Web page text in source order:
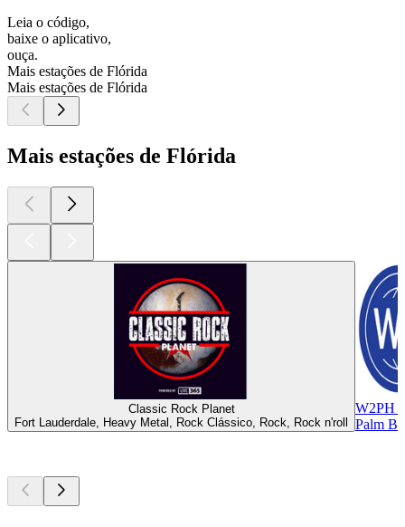
Leia o código,
baixe o aplicativo,
ouça.
Mais estações de Flórida
Mais estações de Flórida
Mais estações de Flórida
Classic Rock Planet
Fort Lauderdale, Heavy Metal, Rock Clássico, Rock, Rock n'roll
W2PH
Palm